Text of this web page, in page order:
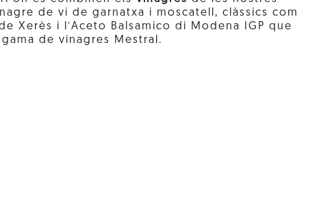
de vi de garnatxa i moscatell, clàssics com
Xerès i l’Aceto Balsamico di Modena IGP que
de vinagres Mestral.